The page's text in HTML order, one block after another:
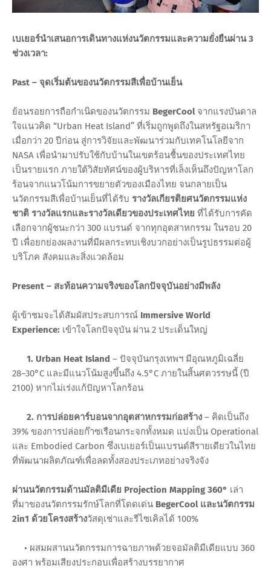
เบเยอร์นำเสนอการเดินทางแห่งนวัตกรรมและความยั่งยืนผ่าน 3
ช่วงเวลา:
Past – จุดเริ่มต้นของนวัตกรรมสีเพื่อบ้านเย็น
ย้อนรอยการถือกำเนิดของนวัตกรรม BegerCool จากแรงบันดาล
ใจแนวคิด “Urban Heat Island” ที่เริ่มถูกพูดถึงในสหรัฐอเมริกา
เมื่อกว่า 20 ปีก่อน สู่การวิจัยและพัฒนาร่วมกับเทคโนโลยีจาก
NASA เพื่อนำมาปรับใช้กับบ้านในเขตร้อนชื้นของประเทศไทย
เป็นรายแรก ภายใต้วิสัยทัศน์ของผู้บริหารที่เล็งเห็นถึงปัญหาโลก
ร้อนจากแนวโน้มการขยายตัวของเมืองไทย จนกลายเป็น
นวัตกรรมสีเพื่อบ้านเย็นที่ได้รับ รางวัลเกียรติยศนวัตกรรมแห่ง
ชาติ รางวัลแรกและรางวัลเดียวของประเทศไทย ที่ได้รับการคัด
เลือกจากผู้ชนะกว่า 300 แบรนด์ จากทุกอุตสาหกรรม ในรอบ 20
ปี เพื่อยกย่องผลงานที่มีผลกระทบเชิงบวกอย่างเป็นรูปธรรมต่อผู้
บริโภค สังคมและสิ่งแวดล้อม
Present – สะท้อนความจริงของโลกปัจจุบันอย่างมีพลัง
ผู้เข้าชมจะได้สัมผัสประสบการณ์ Immersive World
Experience: เข้าใจโลกปัจจุบัน ผ่าน 2 ประเด็นใหญ่
1. Urban Heat Island – ปัจจุบันกรุงเทพฯ มีอุณหภูมิเฉลี่ย
28–30°C และมีแนวโน้มสูงขึ้นถึง 4.5°C ภายในสิ้นศตวรรษนี้ (ปี
2100) หากไม่เร่งแก้ปัญหาโลกร้อน
2. การปล่อยคาร์บอนจากอุตสาหกรรมก่อสร้าง – คิดเป็นถึง
39% ของการปล่อยก๊าซเรือนกระจกทั้งหมด แบ่งเป็น Operational
และ Embodied Carbon ซึ่งเบเยอร์เป็นแบรนด์สีรายเดียวในไทย
ที่พัฒนาผลิตภัณฑ์เพื่อลดทั้งสองประเภทอย่างจริงจัง
ผ่านนวัตกรรมด้านมัลติมีเดีย Projection Mapping 360° เล่า
ที่มาของนวัตกรรมรักษ์โลกที่โดดเด่น BegerCool และนวัตกรรม
2in1 ด้วยโครงสร้างวัสดุเช่าและรีไซเคิลได้ 100%
• ผสมผสานนวัตกรรมการฉายภาพด้วยจอมัลติมีเดียแบบ 360
องศา พร้อมเสียงประกอบเพื่อสร้างบรรยากาศ